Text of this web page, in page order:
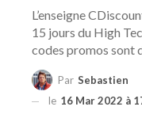
L’enseigne
15 jours du High
codes promos sont
Par Sebastien
le 16 Mar 2022 à